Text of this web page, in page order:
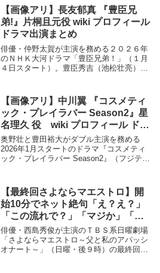
式部は藤原道長（柄本佑）への思い、そし
て秘め...
【画像アリ】長友郁真 『豊臣兄
弟!』片桐且元役 wiki プロフィール
ドラマ出演まとめ
俳優・仲野太賀が主演を務める２０２６年
のＮＨＫ大河ドラマ「豊臣兄弟！」（１月
４日スタート）。豊臣秀吉（池松壮亮）の
れまで出演したテレビドラマは?長友郁真
『豊臣兄...
【画像アリ】中川翼 『コスメティ
ック・プレイラバー Season2』星
名理久 役 wiki プロフィール ドラ
マ出演まとめ
奥野壮と豊田裕大がダブル主演を務める
2026年1月スタートのドラマ『コスメティ
ック・プレイラバー Season2』（フジテレ
が演じる。中川翼さんのプロフィールは?
...
【最終回さよならマエストロ】開
始10分でネット絶句「え？え？」
「この流れで？」「マジか」「切
ない」
俳優・西島秀俊が主演のＴＢＳ系日曜劇場
「さよならマエストロ～父と私のアパッシ
オナート～」（日曜・後９時）の最終回が